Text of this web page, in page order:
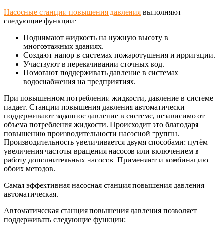
Насосные станции повышения давления выполняют
следующие функции:
Поднимают жидкость на нужную высоту в
многоэтажных зданиях.
Создают напор в системах пожаротушения и ирригации.
Участвуют в перекачивании сточных вод.
Помогают поддерживать давление в системах
водоснабжения на предприятиях.
При повышенном потреблении жидкости, давление в системе
падает. Станции повышения давления автоматически
поддерживают заданное давление в системе, независимо от
объема потребления жидкости. Происходит это благодаря
повышению производительности насосной группы.
Производительность увеличивается двумя способами: путём
увеличения частоты вращения насосов или включением в
работу дополнительных насосов. Применяют и комбинацию
обоих методов.
Самая эффективная насосная станция повышения давления —
автоматическая.
Автоматическая станция повышения давления позволяет
поддерживать следующие функции: